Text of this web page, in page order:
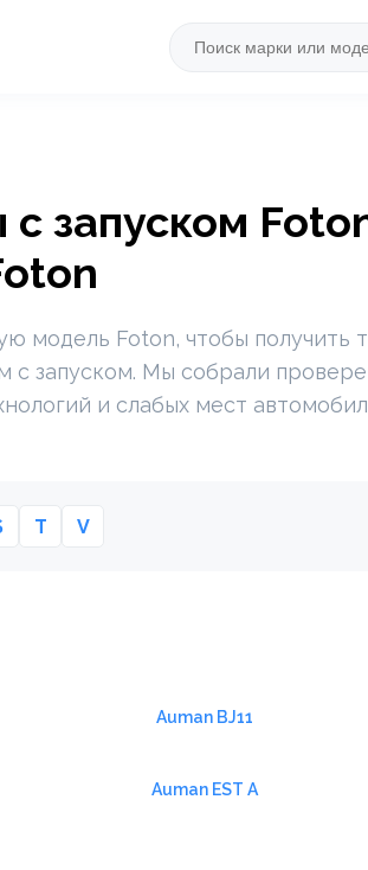
запуском
модель Foton, чтобы получить
с запуском. Мы собрали
и слабых мест
T V
Auman BJ11
Auman EST A